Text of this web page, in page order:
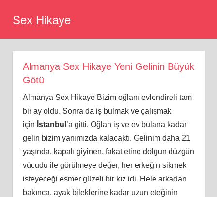
Sex Hikaye
Almanya Sex Hikaye Yeni Gelinin Büyük
Götü
Almanya Sex Hikaye Bizim oğlanı evlendireli tam
bir ay oldu. Sonra da iş bulmak ve çalışmak
için İstanbul ’a gitti. Oğlan iş ve ev bulana kadar
gelin bizim yanımızda kalacaktı. Gelinim daha 21
yaşında, kapalı giyinen, fakat etine dolgun düzgün
vücudu ile görülmeye değer, her erkeğin sikmek
isteyeceği esmer güzeli bir kız idi. Hele arkadan
bakınca, ayak bileklerine kadar uzun eteğinin